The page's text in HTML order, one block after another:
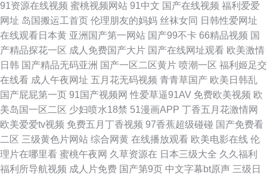
91资源在线视频 蜜桃视频网站 91中文 国产在线视频 福利爱爱
网址 岛国搬运工首页 伦理朋友的妈妈 丝袜女同 日韩性爱网址
在线观看日本黄 亚洲国产第一网站 国产99不卡 66精品视频 国
产精品探花一区 成人免费国产大片 国产在线网址观看 欧美激情
日韩 国产精品无码亚洲 国产一区二区黄片 喷潮一区 福利姬足交
在线看 成人午夜网址 五月花无码视频 青青草国产 欧美日韩乱
国产屁屁第一页 91国产视频网 性爱草逼91AV 免费欧美视频 欧
美岛国一区二区 少妇喷水18禁 51漫画APP 丁香五月花激情网
欧美爱爱tv视频 免费五月丁香视频 97香蕉超级碰碰 国产免费看
二区 三级黄色片网站 综合网黄 在线播放观看 欧美电影在线 伦
理片在哪里看 蜜桃午夜网 久草资源在 日本三级大全 久久福利
福利所导航视频 成人片免费 国产第9页 中文字幕bt原声 三级日